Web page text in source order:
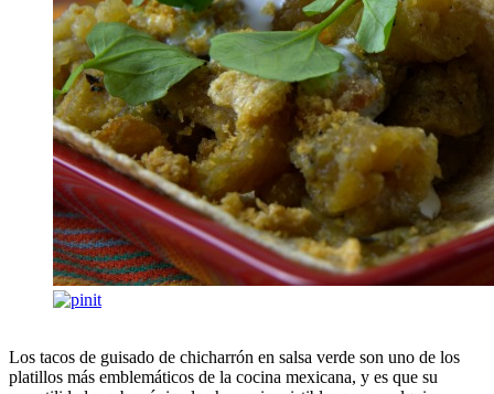
Los tacos de guisado de chicharrón en salsa verde son uno de los
platillos más emblemáticos de la cocina mexicana, y es que su